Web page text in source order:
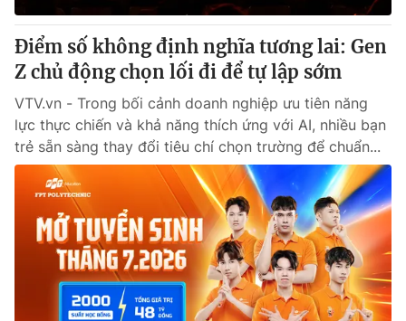
Thị trường
Góc doanh nghiệp
Truyền hình
Hậu trường
Nhân vật
Khán giả
Giải sao mai
Giải trí
Điện ảnh
Âm nhạc
Đời sống
Du lịch
Làm đẹp
Chất lượng cuộc sống
Giáo dục
Tuyển sinh
Học trực tuyến
Công nghệ
Hitech Công nghệ tương lai
Giao lưu trực tuyến
Điểm số không định nghĩa tương lai: Gen
Z chủ động chọn lối đi để tự lập sớm
VTV.vn - Trong bối cảnh doanh nghiệp ưu tiên năng
lực thực chiến và khả năng thích ứng với AI, nhiều bạn
trẻ sẵn sàng thay đổi tiêu chí chọn trường để chuẩn...